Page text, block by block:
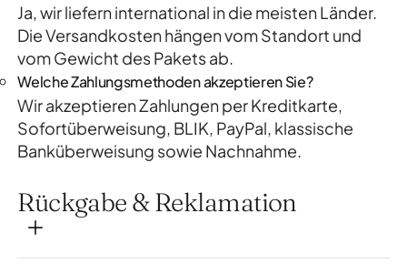
Ja, wir liefern international in die meisten Länder.
Die Versandkosten hängen vom Standort und
vom Gewicht des Pakets ab.
Welche Zahlungsmethoden akzeptieren Sie?
Wir akzeptieren Zahlungen per Kreditkarte,
Sofortüberweisung, BLIK, PayPal, klassische
Banküberweisung sowie Nachnahme.
Rückgabe & Reklamation